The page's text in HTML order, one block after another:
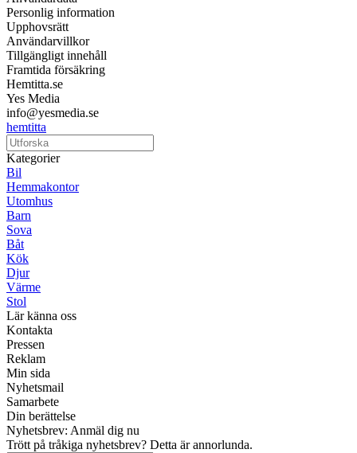
Personlig information
Upphovsrätt
Användarvillkor
Tillgängligt innehåll
Framtida försäkring
Hemtitta.se
Yes Media
info@yesmedia.se
hemtitta
Kategorier
Bil
Hemmakontor
Utomhus
Barn
Sova
Båt
Kök
Djur
Värme
Stol
Lär känna oss
Kontakta
Pressen
Reklam
Min sida
Nyhetsmail
Samarbete
Din berättelse
Nyhetsbrev: Anmäl dig nu
Trött på tråkiga nyhetsbrev? Detta är annorlunda.